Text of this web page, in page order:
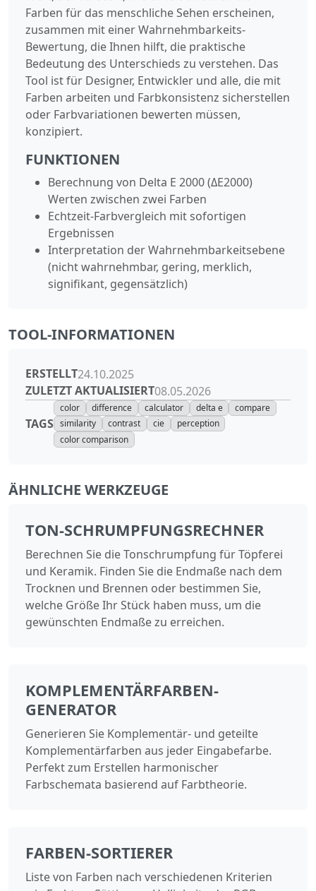
Farben für das menschliche Sehen erscheinen,
zusammen mit einer Wahrnehmbarkeits-
Bewertung, die Ihnen hilft, die praktische
Bedeutung des Unterschieds zu verstehen. Das
Tool ist für Designer, Entwickler und alle, die mit
Farben arbeiten und Farbkonsistenz sicherstellen
oder Farbvariationen bewerten müssen,
konzipiert.
FUNKTIONEN
Berechnung von Delta E 2000 (ΔE2000)
Werten zwischen zwei Farben
Echtzeit-Farbvergleich mit sofortigen
Ergebnissen
Interpretation der Wahrnehmbarkeitsebene
(nicht wahrnehmbar, gering, merklich,
signifikant, gegensätzlich)
TOOL-INFORMATIONEN
ERSTELLT24.10.2025
ZULETZT AKTUALISIERT08.05.2026
TAGS
color difference calculator delta e
compare
similarity
contrast cie
perception
color comparison
ÄHNLICHE WERKZEUGE
TON-SCHRUMPFUNGSRECHNER
Berechnen Sie die Tonschrumpfung für Töpferei
und Keramik. Finden Sie die Endmaße nach dem
Trocknen und Brennen oder bestimmen Sie,
welche Größe Ihr Stück haben muss, um die
gewünschten Endmaße zu erreichen.
KOMPLEMENTÄRFARBEN-
GENERATOR
Generieren Sie Komplementär- und geteilte
Komplementärfarben aus jeder Eingabefarbe.
Perfekt zum Erstellen harmonischer
Farbschemata basierend auf Farbtheorie.
FARBEN-SORTIERER
Liste von Farben nach verschiedenen Kriterien